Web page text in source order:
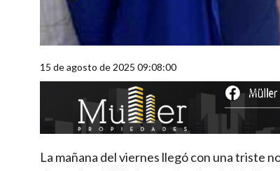
15 de agosto de 2025 09:08:00
La mañana del viernes llegó con una triste